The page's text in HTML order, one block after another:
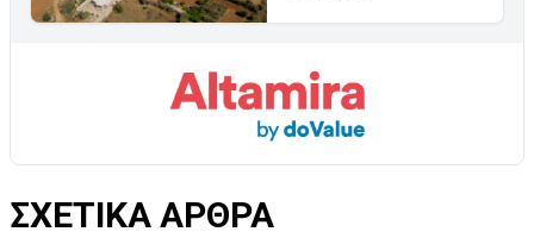
ΣΧΕΤΙΚΑ ΑΡΘΡΑ